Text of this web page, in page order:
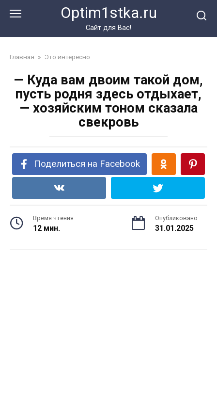
Optim1stka.ru
Сайт для Вас!
Главная » Это интересно
— Куда вам двоим такой дом,
пусть родня здесь отдыхает,
— хозяйским тоном сказала
свекровь
Поделиться на Facebook
Время чтения
12 мин.
Опубликовано
31.01.2025